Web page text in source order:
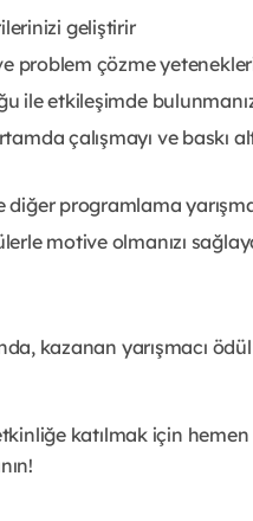
geliştirir
ve problem çözme
ile etkileşimde
çalışmayı ve baskı
diğer programlama
motive olmanızı
kazanan yarışmacı
katılmak için